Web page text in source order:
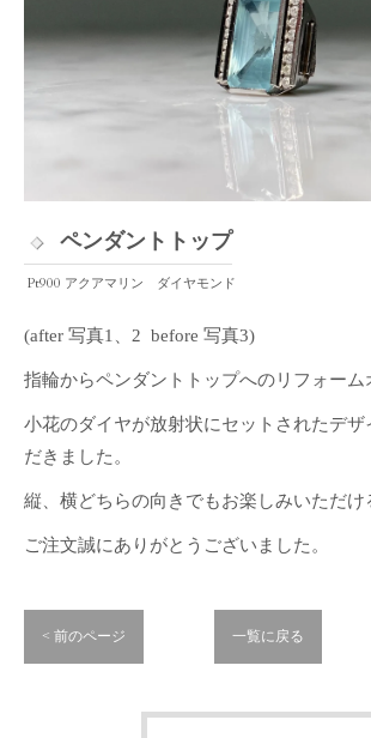
ペンダントトップ
Pt900 アクアマリン ダイヤモンド
(after 写真1、2 before 写真3)
指輪からペンダントトップへのリフォーム
小花のダイヤが放射状にセットされたデザ
だきました。
縦、横どちらの向きでもお楽しみいただけ
ご注文誠にありがとうございました。
< 前のページ 一覧に戻る